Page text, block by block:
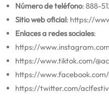
Número de teléfono: 888-
Sitio web oficial: https://
Enlaces a redes sociales:
https://
https://www.tiktok.com/
https://
https://twitter.com/